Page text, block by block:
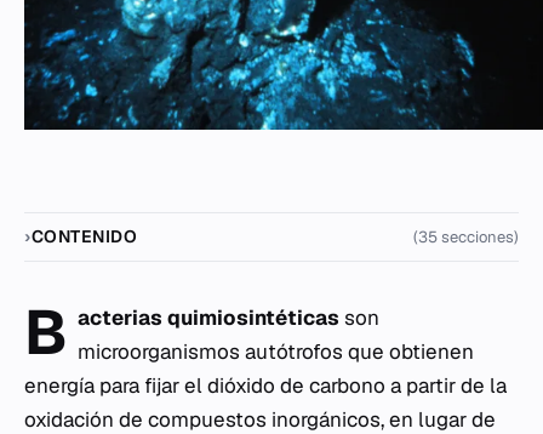
CONTENIDO (35 secciones)
B acterias quimiosintéticas son
microorganismos autótrofos que obtienen
energía para fijar el dióxido de carbono a partir de la
oxidación de compuestos inorgánicos, en lugar de